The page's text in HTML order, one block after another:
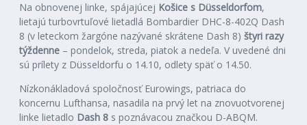
Na obnovenej linke, spájajúcej Košice s Düsseldorfom,
lietajú turbovrtuľové lietadlá Bombardier DHC-8-402Q Dash
8 (v leteckom žargóne nazývané skrátene Dash 8) štyri razy
týždenne – pondelok, streda, piatok a nedeľa. V uvedené dni
sú prílety z Düsseldorfu o 14.10, odlety späť o 14.50.
Nízkonákladová spoločnosť Eurowings, patriaca do
koncernu Lufthansa, nasadila na prvý let na znovuotvorenej
linke lietadlo Dash 8 s poznávacou značkou D-ABQM.